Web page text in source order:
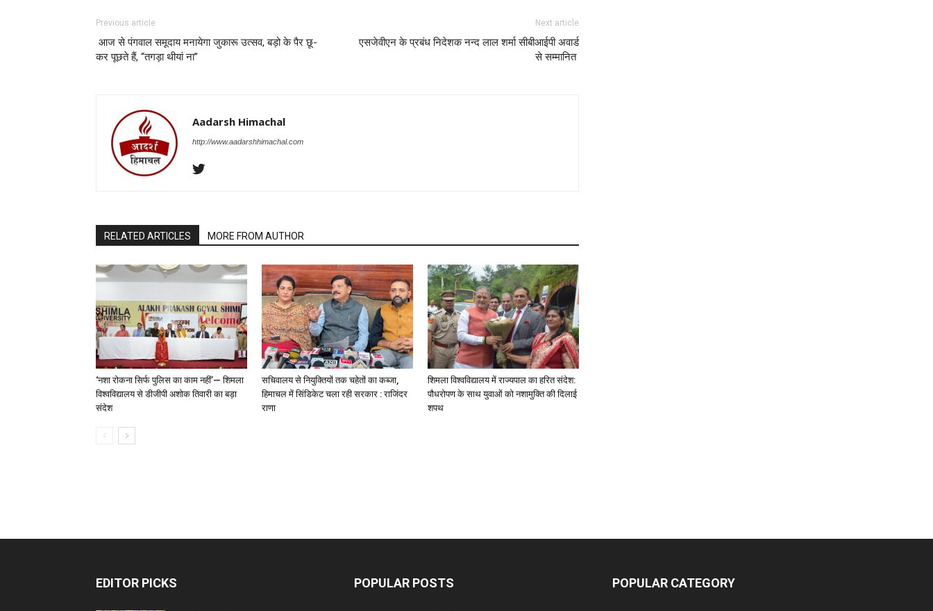
Previous article
आज से पंगवाल समूदाय मनायेगा जुकारू उत्सव, बड़ो के पैर छू-
कर पूछते हैं, “तगड़ा थीयां ना”
Next article
एसजेवीएन के प्रबंध निदेशक नन्‍द लाल शर्मा सीबीआईपी अवार्ड
से सम्मानित
Aadarsh Himachal
http://www.aadarshhimachal.com
RELATED ARTICLES MORE FROM AUTHOR
‘नशा रोकना सिर्फ पुलिस का काम नहीं’— शिमला
विश्वविद्यालय से डीजीपी अशोक तिवारी का बड़ा
संदेश
सचिवालय से नियुक्तियों तक चहेतों का कब्जा,
हिमाचल में सिंडिकेट चला रही सरकार : राजिंदर
राणा
शिमला विश्वविद्यालय में राज्यपाल का हरित संदेश:
पौधरोपण के साथ युवाओं को नशामुक्ति की दिलाई
शपथ
EDITOR PICKS POPULAR POSTS POPULAR CATEGORY